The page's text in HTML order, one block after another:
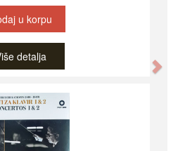
u korpu
detalja